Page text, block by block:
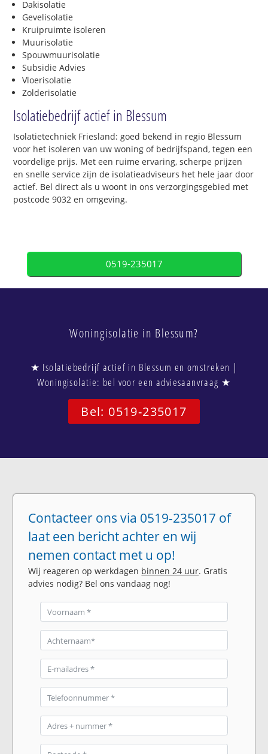
Dakisolatie
Gevelisolatie
Kruipruimte isoleren
Muurisolatie
Spouwmuurisolatie
Subsidie Advies
Vloerisolatie
Zolderisolatie
Isolatiebedrijf actief in Blessum
Isolatietechniek Friesland: goed bekend in regio Blessum
voor het isoleren van uw woning of bedrijfspand, tegen een
voordelige prijs. Met een ruime ervaring, scherpe prijzen
en snelle service zijn de isolatieadviseurs het hele jaar door
actief. Bel direct als u woont in ons verzorgingsgebied met
postcode 9032 en omgeving.
0519-235017
Woningisolatie in Blessum?
★ Isolatiebedrijf actief in Blessum en omstreken |
Woningisolatie: bel voor een adviesaanvraag ★
Bel: 0519-235017
Contacteer ons via 0519-235017 of
laat een bericht achter en wij
nemen contact met u op!
Wij reageren op werkdagen binnen 24 uur. Gratis
advies nodig? Bel ons vandaag nog!